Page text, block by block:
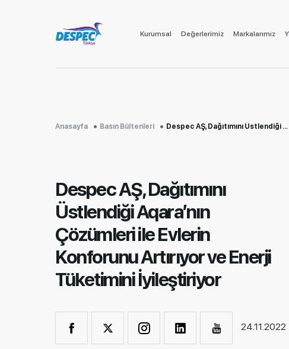
Kurumsal Değerlerimiz Markalarımız
Anasayfa Basın Bültenleri Despec AŞ, Dağıtımını Üstlendiği Aqara’nın Çözümleri ile Evlerin Konforunu Artırıyor ve Enerji Tüket...
Despec AŞ, Dağıtımını
Üstlendiği Aqara’nın
Çözümleri ile Evlerin
Konforunu Artırıyor ve Enerji
Tüketimini İyileştiriyor
24.11.2022